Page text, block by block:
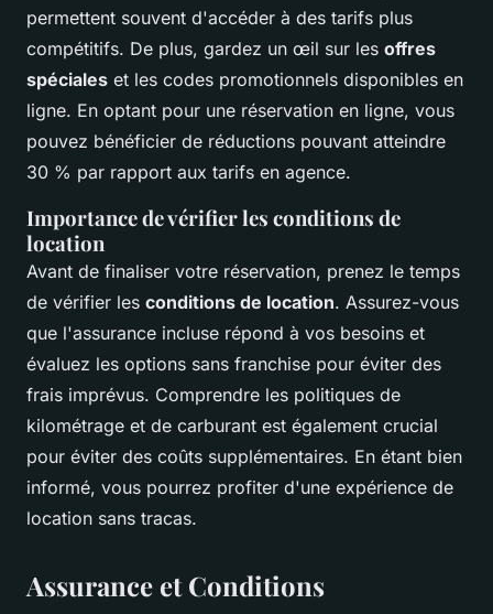
permettent souvent d'accéder à des tarifs plus
compétitifs. De plus, gardez un œil sur les offres
spéciales et les codes promotionnels disponibles en
ligne. En optant pour une réservation en ligne, vous
pouvez bénéficier de réductions pouvant atteindre
30 % par rapport aux tarifs en agence.
Importance de vérifier les conditions de
location
Avant de finaliser votre réservation, prenez le temps
de vérifier les conditions de location. Assurez-vous
que l'assurance incluse répond à vos besoins et
évaluez les options sans franchise pour éviter des
frais imprévus. Comprendre les politiques de
kilométrage et de carburant est également crucial
pour éviter des coûts supplémentaires. En étant bien
informé, vous pourrez profiter d'une expérience de
location sans tracas.
Assurance et Conditions